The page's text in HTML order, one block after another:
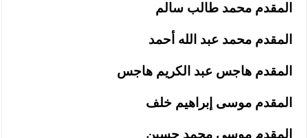
المقدم محمد طالب سالم
المقدم محمد عبد الله أحمد
المقدم هاجس عبد الكريم هاجس
المقدم موسى إبراهيم خلف
المقدم موسى محمد حسين